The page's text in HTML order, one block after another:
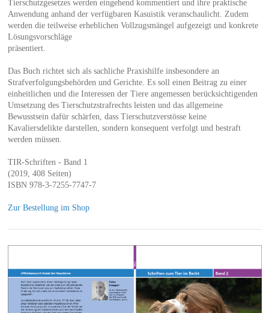
Tierschutzgesetzes werden eingehend kommentiert und ihre praktische
Anwendung anhand der verfügbaren Kasuistik veranschaulicht. Zudem
werden die teilweise erheblichen Vollzugsmängel aufgezeigt und konkrete
Lösungsvorschläge
präsentiert.
Das Buch richtet sich als sachliche Praxishilfe insbesondere an
Strafverfolgungsbehörden und Gerichte. Es soll einen Beitrag zu einer
einheitlichen und die Interessen der Tiere angemessen berücksichtigenden
Umsetzung des Tierschutzstrafrechts leisten und das allgemeine
Bewusstsein dafür schärfen, dass Tierschutzverstösse keine
Kavaliersdelikte darstellen, sondern konsequent verfolgt und bestraft
werden müssen.
TIR-Schriften - Band 1
(2019, 408 Seiten)
ISBN 978-3-7255-7747-7
Zur Bestellung im Shop